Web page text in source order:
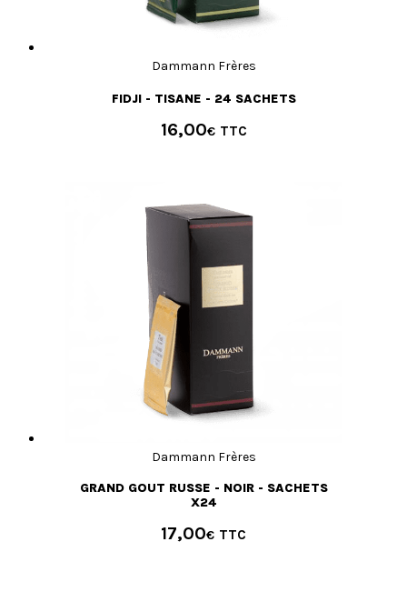
Dammann Frères
FIDJI - TISANE - 24 SACHETS
16,00€
Dammann Frères
GRAND GOUT RUSSE - NOIR - SACHETS
X24
17,00€